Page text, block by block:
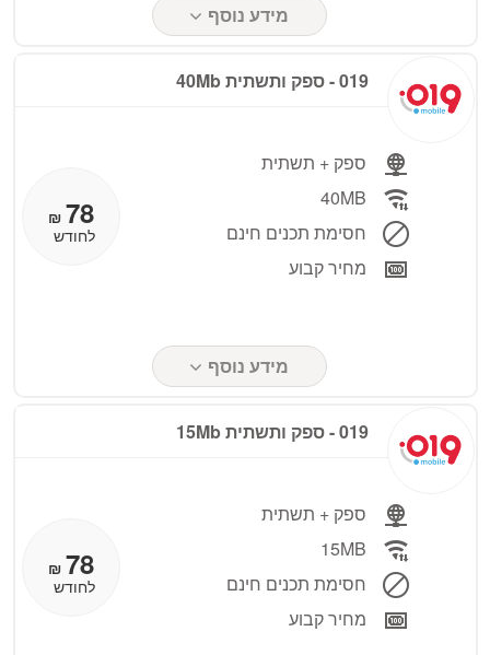
מידע נוסף
019 - ספק ותשתית 40Mb
ספק + תשתית
40MB
חסימת תכנים חינם
מחיר קבוע
78
₪
לחודש
מידע נוסף
019 - ספק ותשתית 15Mb
ספק + תשתית
15MB
חסימת תכנים חינם
מחיר קבוע
78
₪
לחודש